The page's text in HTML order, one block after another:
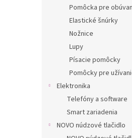
Pomôcka pre
Elastické šnúrky
Nožnice
Lupy
Písacie pomôcky
Pomôcky pre
Elektronika
Telefóny a software
Smart zariadenia
NOVO núdzové tlačidlo